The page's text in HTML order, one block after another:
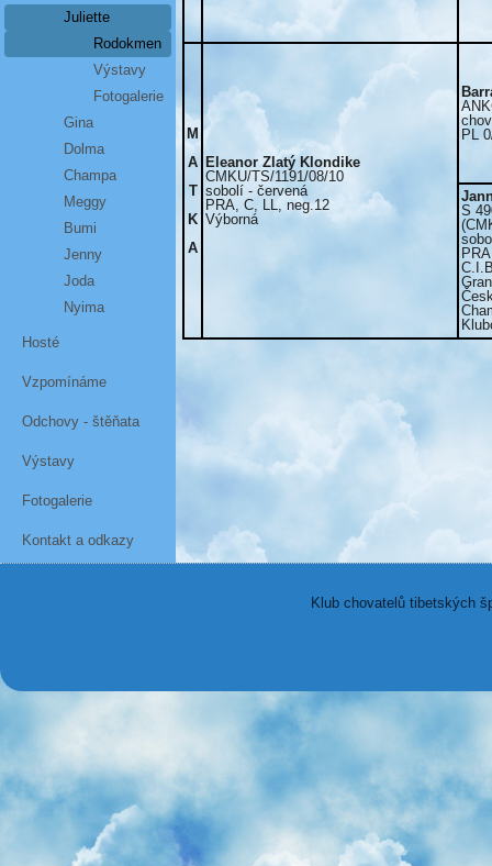
Juliette
Rodokmen
Výstavy
Fotogalerie
Gina
Dolma
Champa
Meggy
Bumi
Jenny
Joda
Nyima
Hosté
Vzpomínáme
Odchovy - štěňata
Výstavy
Fotogalerie
Kontakt a odkazy
M
A
T
K
A
Eleanor Zlatý Klondike
CMKU/TS/1191/08/10
sobolí - červená
PRA, C, LL, neg.12
Výborná
PL
S
Klub chovatelů tibetských